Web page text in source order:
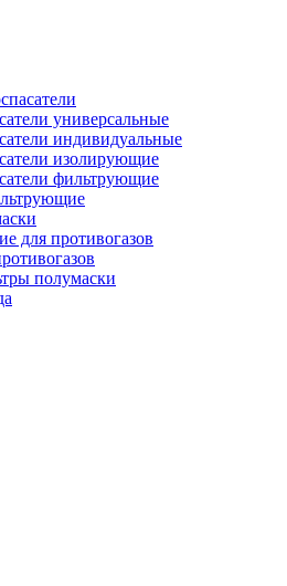
универсальные
индивидуальные
изолирующие
фильтрующие
для противогазов
полумаски